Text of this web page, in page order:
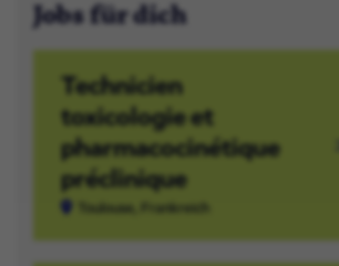
Jobs für dich
Technicien
toxicologie et
pharmacocinétique
préclinique